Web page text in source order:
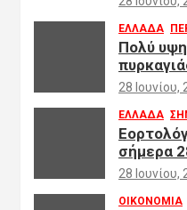
ΕΛΛΑΔΑ
Πολύ
28 Ιουνίου,
ΕΛΛΑΔΑ
σήμερα
28 Ιουνίου,
ΟΙΚΟΝΟΜΙΑ